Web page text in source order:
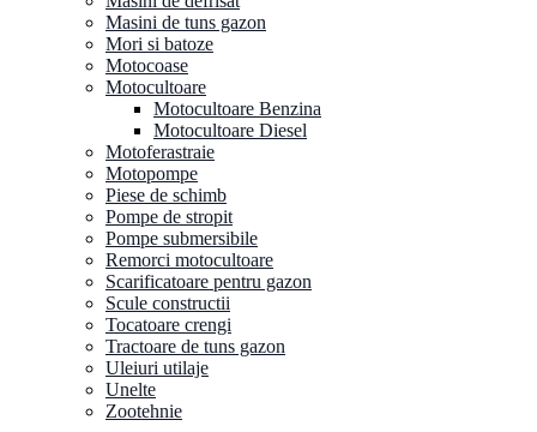
Masini de tuns gazon
Mori si batoze
Motocoase
Motocultoare
Motocultoare Benzina
Motocultoare Diesel
Motoferastraie
Motopompe
Piese de schimb
Pompe de stropit
Pompe submersibile
Remorci motocultoare
Scarificatoare pentru gazon
Scule constructii
Tocatoare crengi
Tractoare de tuns gazon
Uleiuri utilaje
Unelte
Zootehnie